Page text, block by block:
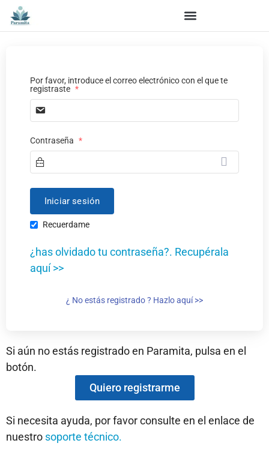
Por favor, introduce el correo electrónico con el que te
registraste *
Contraseña *
Recuerdame
¿has olvidado tu contraseña?. Recupérala
aquí >>
¿ No estás registrado ? Hazlo aquí >>
Si aún no estás registrado en Paramita, pulsa en el
botón.
Quiero registrarme
Si necesita ayuda, por favor consulte en el enlace de
nuestro soporte técnico.